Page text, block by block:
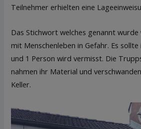
Teilnehmer erhielten eine
Das Stichwort welches genannt wurde
mit Menschenleben in Gefahr. Es
und 1 Person wird vermisst. Die
nahmen ihr Material und
Keller.